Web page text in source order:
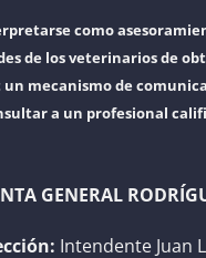
como
de los veterinarios de
mecanismo de
a un profesional
GENERAL
Intendente Juan